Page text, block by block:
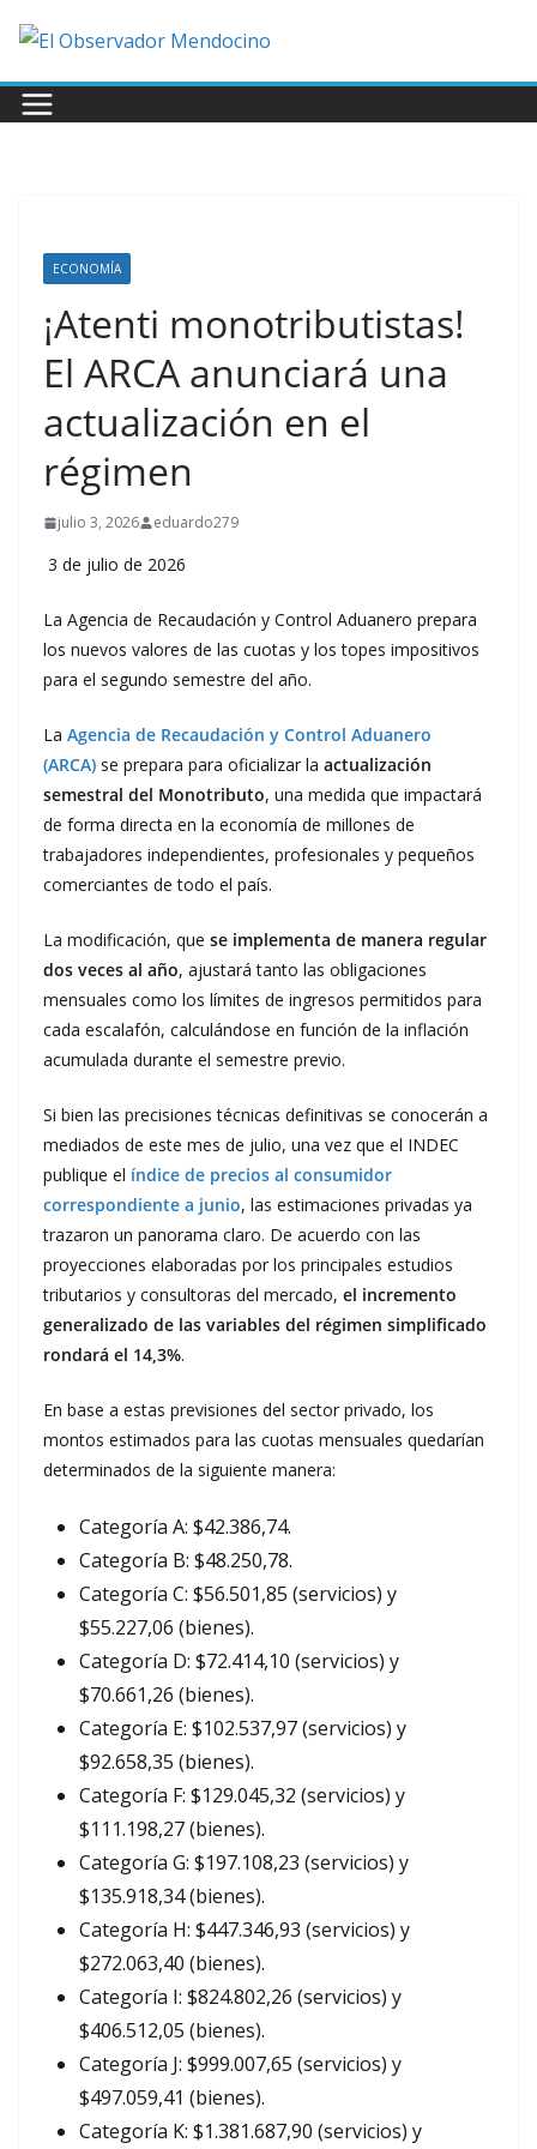
contenido
ECONOMÍA
¡Atenti monotributistas!
El ARCA anunciará una
actualización en el
régimen
julio 3, 2026 eduardo279
3 de julio de 2026
La Agencia de Recaudación y Control Aduanero prepara
los nuevos valores de las cuotas y los topes impositivos
para el segundo semestre del año.
La Agencia de Recaudación y Control Aduanero
(ARCA) se prepara para oficializar la actualización
semestral del Monotributo, una medida que impactará
de forma directa en la economía de millones de
trabajadores independientes, profesionales y pequeños
comerciantes de todo el país.
La modificación, que se implementa de manera regular
dos veces al año, ajustará tanto las obligaciones
mensuales como los límites de ingresos permitidos para
cada escalafón, calculándose en función de la inflación
acumulada durante el semestre previo.
Si bien las precisiones técnicas definitivas se conocerán a
mediados de este mes de julio, una vez que el INDEC
publique el índice de precios al consumidor
correspondiente a junio, las estimaciones privadas ya
trazaron un panorama claro. De acuerdo con las
proyecciones elaboradas por los principales estudios
tributarios y consultoras del mercado, el incremento
generalizado de las variables del régimen simplificado
rondará el 14,3%.
En base a estas previsiones del sector privado, los
montos estimados para las cuotas mensuales quedarían
determinados de la siguiente manera:
Categoría A: $42.386,74.
Categoría B: $48.250,78.
Categoría C: $56.501,85 (servicios) y
$55.227,06 (bienes).
Categoría D: $72.414,10 (servicios) y
$70.661,26 (bienes).
Categoría E: $102.537,97 (servicios) y
$92.658,35 (bienes).
Categoría F: $129.045,32 (servicios) y
$111.198,27 (bienes).
Categoría G: $197.108,23 (servicios) y
$135.918,34 (bienes).
Categoría H: $447.346,93 (servicios) y
$272.063,40 (bienes).
Categoría I: $824.802,26 (servicios) y
$406.512,05 (bienes).
Categoría J: $999.007,65 (servicios) y
$497.059,41 (bienes).
Categoría K: $1.381.687,90 (servicios) y